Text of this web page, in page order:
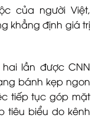
của người Việt,
khẳng định giá trị
lần được CNN
bánh kẹp ngon
tiếp tục góp mặt
tiêu biểu do kênh